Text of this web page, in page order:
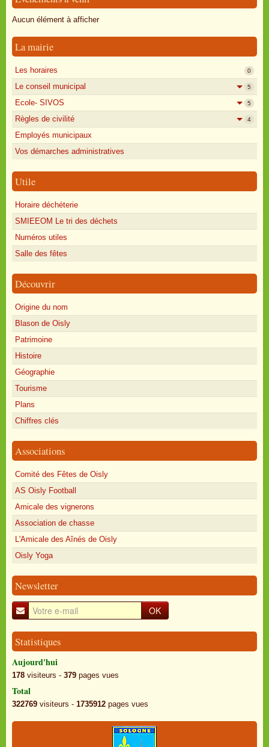
Oisly autrefois
Annonces
Aucun élément à afficher
La mairie
Les horaires 0
Le conseil municipal 5
Ecole- SIVOS 5
Règles de civilité 4
Employés municipaux
Vos démarches administratives
Utile
Horaire déchéterie
SMIEEOM Le tri des déchets
Numéros utiles
Salle des fêtes
Découvrir
Origine du nom
Blason de Oisly
Patrimoine
Histoire
Géographie
Tourisme
Plans
Chiffres clés
Associations
Comité des Fêtes de Oisly
AS Oisly Football
Amicale des vignerons
Association de chasse
L'Amicale des Aînés de Oisly
Oisly Yoga
Newsletter
OK
Statistiques
Aujourd'hui
178 visiteurs - 379 pages vues
Total
322769 visiteurs - 1735912 pages vues